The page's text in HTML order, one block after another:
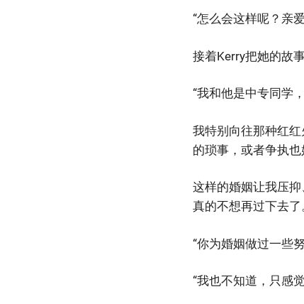
“怎么会这样呢？亲
接着Kerry把她的故
“我和他是中专同学
我特别向往那种红
的琐事，或者争执
这样的婚姻让我压
真的不想再过下去了
“你为婚姻做过一些
“我也不知道，只感